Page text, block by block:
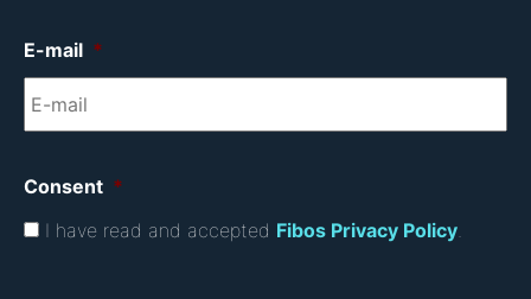
E-mail *
Consent *
I have read and accepted Fibos Privacy Policy